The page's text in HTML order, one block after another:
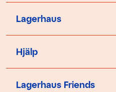
Lagerhaus
Hjälp
Lagerhaus Friends